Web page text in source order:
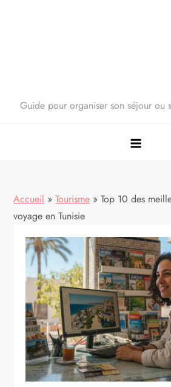
Guide pour organiser son séjour ou
Accueil » Tourisme » Top 10 des
voyage en Tunisie